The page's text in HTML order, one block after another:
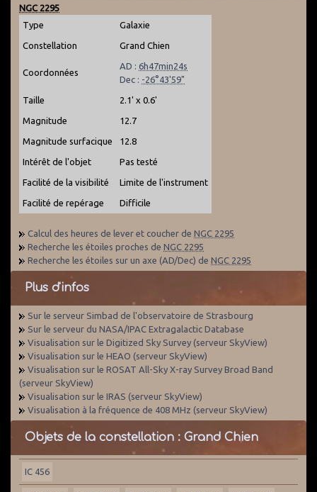
NGC 2295
Type
Galaxie
Constellation Grand Chien
Coordonnées
AD : 6h47min24s
Dec : -26°43'59"
Taille 2.1' x 0.6'
Magnitude 12.7
Magnitude surfacique 12.8
Intérêt de l'objet Pas testé
Facilité de la visibilité Limite de l'instrument
Facilité de repérage Difficile
Calcul des heures de lever et coucher de NGC 2295
Recherche les étoiles proches de NGC 2295
Recherche les étoiles sur un axe (AD/Dec) de NGC 2295
Plus d'infos
Sur le serveur Simbad de l'observatoire de Strasbourg
Sur le serveur du NASA/IPAC Extragalactic Database
Visualisation sur le Digitized Sky Survey (serveur SkyView)
Visualisation sur le HEAO (serveur SkyView)
Visualisation sur le ROSAT All-Sky X-ray Survey Broad Band
(serveur SkyView)
Visualisation sur le IRAS (serveur SkyView)
Visualisation à la fréquence de 408 MHz (serveur SkyView)
Objets de la constellation : Grand Chien
IC 456